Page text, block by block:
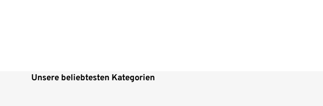
Unsere beliebtesten Kategorien